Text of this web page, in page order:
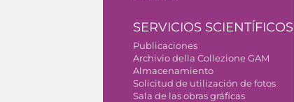
SERVICIOS SCIENTÍFICOS
Publicaciones
Archivio della Collezione GAM
Almacenamiento
Solicitud de utilización de fotos
Sala de las obras gráficas